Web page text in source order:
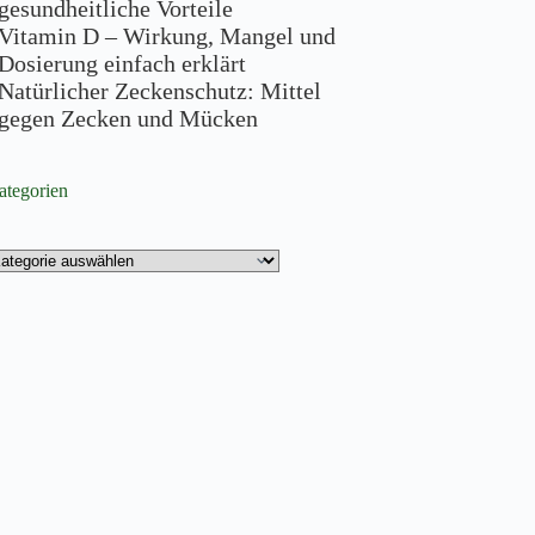
Vorteile
D – Wirkung, Mangel und
einfach erklärt
Zeckenschutz: Mittel
Zecken und Mücken